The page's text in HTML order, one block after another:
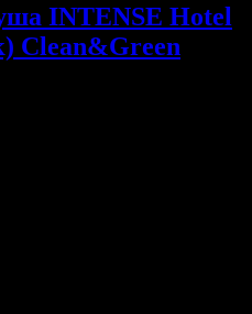
INTENSE Hotel
Clean&Green